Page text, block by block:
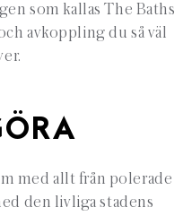
som kallas The Baths
avkoppling du så väl
med allt från polerade
den livliga stadens